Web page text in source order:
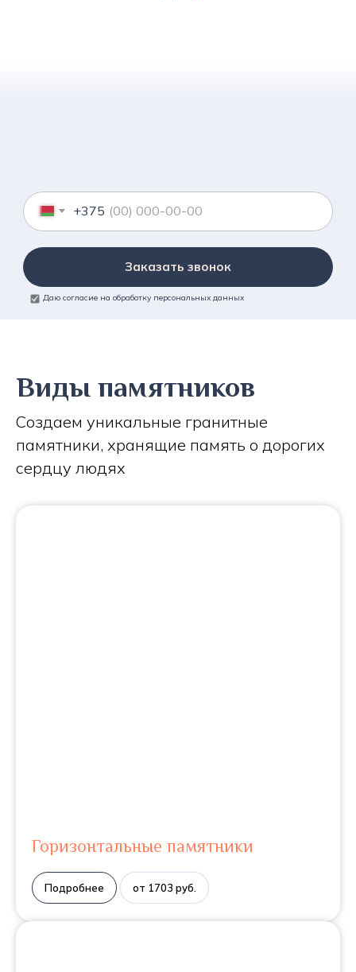
+375
Заказать звонок
Даю согласие на обработку персональных данных
Виды памятников
Создаем уникальные гранитные
памятники, хранящие память о дорогих
сердцу людях
Горизонтальные памятники
Подробнее от 1703 руб.